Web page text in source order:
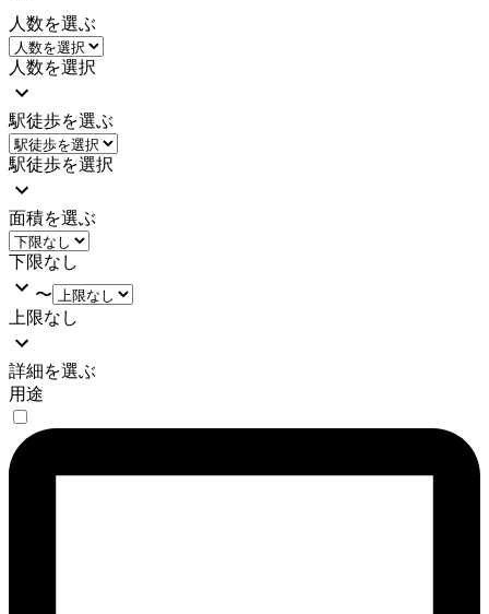
人数を選ぶ
人数を選択
駅徒歩を選ぶ
駅徒歩を選択
面積を選ぶ
下限なし
〜
上限なし
詳細を選ぶ
用途